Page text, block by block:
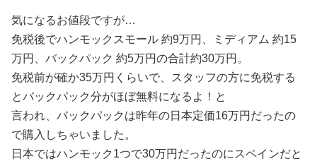
気になるお値段ですが…
免税後でハンモックスモール 約9万円、ミディアム 約15
万円、バックパック 約5万円の合計約30万円。
免税前が確か35万円くらいで、スタッフの方に免税する
とバックパック分がほぼ無料になるよ！と
言われ、バックパックは昨年の日本定価16万円だったの
で購入しちゃいました。
日本ではハンモック1つで30万円だったのにスペインだと